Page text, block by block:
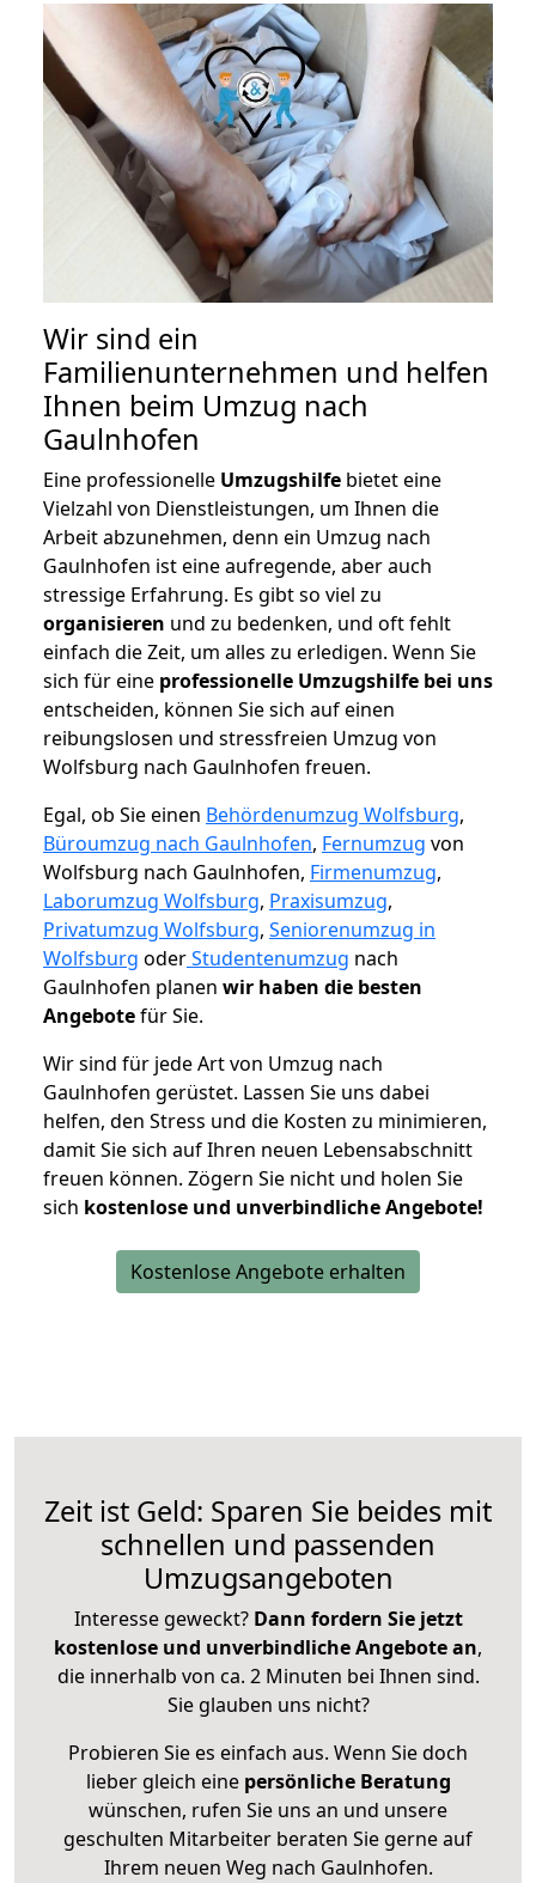
Wir sind ein
Familienunternehmen und helfen
Ihnen beim Umzug nach
Gaulnhofen
Eine professionelle Umzugshilfe bietet eine
Vielzahl von Dienstleistungen, um Ihnen die
Arbeit abzunehmen, denn ein Umzug nach
Gaulnhofen ist eine aufregende, aber auch
stressige Erfahrung. Es gibt so viel zu
organisieren und zu bedenken, und oft fehlt
einfach die Zeit, um alles zu erledigen. Wenn Sie
sich für eine professionelle Umzugshilfe bei uns
entscheiden, können Sie sich auf einen
reibungslosen und stressfreien Umzug von
Wolfsburg nach Gaulnhofen freuen.
Egal, ob Sie einen Behördenumzug Wolfsburg,
Büroumzug nach Gaulnhofen, Fernumzug von
Wolfsburg nach Gaulnhofen, Firmenumzug,
Laborumzug Wolfsburg, Praxisumzug,
Privatumzug Wolfsburg, Seniorenumzug in
Wolfsburg oderStudentenumzug nach
Gaulnhofen planen wir haben die besten
Angebotefür Sie.
Wir sind für jede Art von Umzug nach
Gaulnhofen gerüstet. Lassen Sie uns dabei
helfen, den Stress und die Kosten zu minimieren,
damit Sie sich auf Ihren neuen Lebensabschnitt
freuen können. Zögern Sie nicht und holen Sie
sich kostenlose und unverbindliche Angebote!
Kostenlose Angebote erhalten
Zeit ist Geld: Sparen Sie beides mit
schnellen und passenden
Umzugsangeboten
Interesse geweckt? Dann fordern Sie jetzt
kostenlose und unverbindliche Angebote an,
die innerhalb von ca. 2 Minuten bei Ihnen sind.
Sie glauben uns nicht?
Probieren Sie es einfach aus. Wenn Sie doch
lieber gleich eine persönliche Beratung
wünschen, rufen Sie uns an und unsere
geschulten Mitarbeiter beraten Sie gerne auf
Ihrem neuen Weg nach Gaulnhofen.